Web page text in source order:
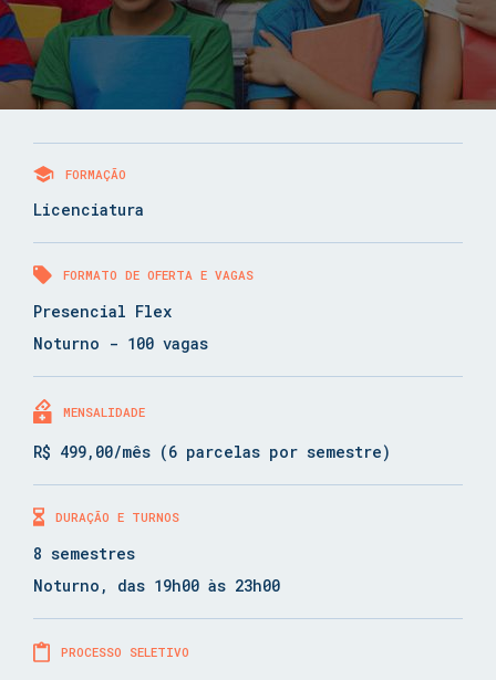
FORMAÇÃO
Licenciatura
FORMATO DE OFERTA E VAGAS
Presencial Flex
Noturno - 100 vagas
MENSALIDADE
R$ 499,00/mês (6 parcelas por semestre)
DURAÇÃO E TURNOS
8 semestres
Noturno, das 19h00 às 23h00
PROCESSO SELETIVO